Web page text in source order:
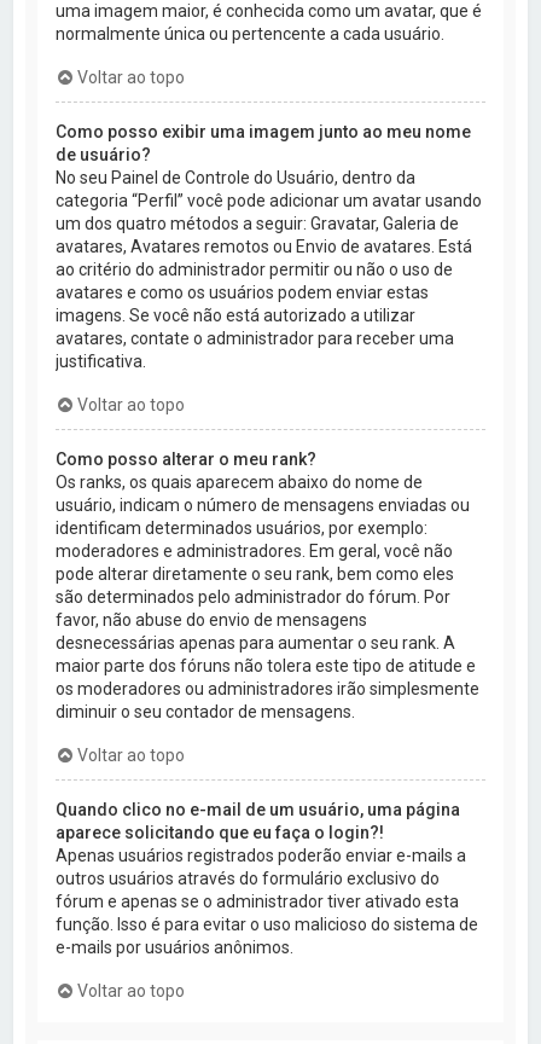
uma imagem maior, é conhecida como um avatar, que é
normalmente única ou pertencente a cada usuário.
Voltar ao topo
Como posso exibir uma imagem junto ao meu nome
de usuário?
No seu Painel de Controle do Usuário, dentro da
categoria “Perfil” você pode adicionar um avatar usando
um dos quatro métodos a seguir: Gravatar, Galeria de
avatares, Avatares remotos ou Envio de avatares. Está
ao critério do administrador permitir ou não o uso de
avatares e como os usuários podem enviar estas
imagens. Se você não está autorizado a utilizar
avatares, contate o administrador para receber uma
justificativa.
Voltar ao topo
Como posso alterar o meu rank?
Os ranks, os quais aparecem abaixo do nome de
usuário, indicam o número de mensagens enviadas ou
identificam determinados usuários, por exemplo:
moderadores e administradores. Em geral, você não
pode alterar diretamente o seu rank, bem como eles
são determinados pelo administrador do fórum. Por
favor, não abuse do envio de mensagens
desnecessárias apenas para aumentar o seu rank. A
maior parte dos fóruns não tolera este tipo de atitude e
os moderadores ou administradores irão simplesmente
diminuir o seu contador de mensagens.
Voltar ao topo
Quando clico no e-mail de um usuário, uma página
aparece solicitando que eu faça o login?!
Apenas usuários registrados poderão enviar e-mails a
outros usuários através do formulário exclusivo do
fórum e apenas se o administrador tiver ativado esta
função. Isso é para evitar o uso malicioso do sistema de
e-mails por usuários anônimos.
Voltar ao topo